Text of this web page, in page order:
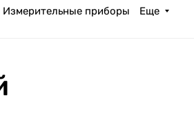
Измерительные приборы Еще